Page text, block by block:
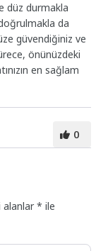
düz durmakla
da
güvendiğiniz ve
önünüzdeki
en sağlam
0
alanlar* ile